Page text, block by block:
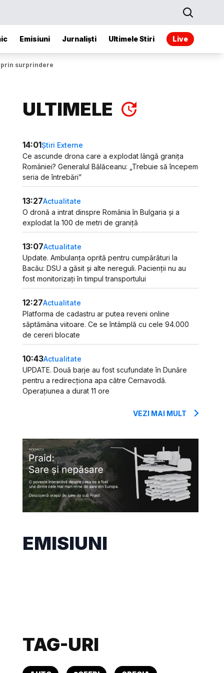
Emisiuni Jurnaliști Ultimele Stiri Live
surprindere
ULTIMELE
14:01Știri Externe
Ce ascunde drona care a explodat lângă granița
României? Generalul Bălăceanu: „Trebuie să începem
seria de întrebări”
13:27Actualitate
O dronă a intrat dinspre România în Bulgaria și a
explodat la 100 de metri de graniță
13:07Actualitate
Update. Ambulanța oprită pentru cumpărături la
Bacău: DSU a găsit și alte nereguli. Pacienții nu au
fost monitorizați în timpul transportului
12:27Actualitate
Platforma de cadastru ar putea reveni online
săptămâna viitoare. Ce se întâmplă cu cele 94.000
de cereri blocate
10:43Actualitate
UPDATE. Două barje au fost scufundate în Dunăre
pentru a redirecționa apa către Cernavodă.
Operațiunea a durat 11 ore
VEZI MAI MULT
EMISIUNI
TAG-URI